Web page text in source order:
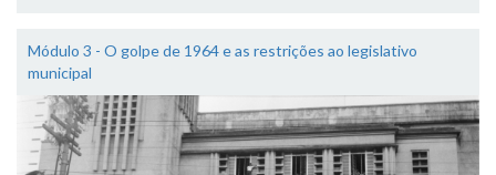
Módulo 3 - O golpe de 1964 e as restrições ao legislativo
municipal